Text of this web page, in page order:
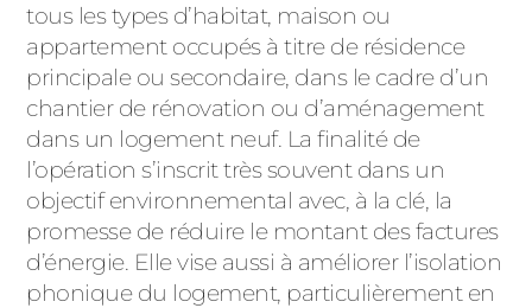
tous les types d’habitat, maison ou
appartement occupés à titre de résidence
principale ou secondaire, dans le cadre d’un
chantier de rénovation ou d’aménagement
dans un logement neuf. La finalité de
l’opération s’inscrit très souvent dans un
objectif environnemental avec, à la clé, la
promesse de réduire le montant des factures
d’énergie. Elle vise aussi à améliorer l’isolation
phonique du logement, particulièrement en